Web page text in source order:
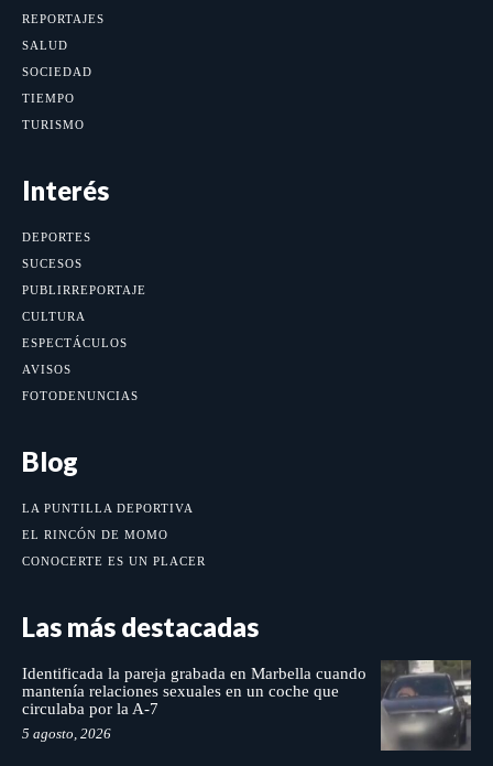
REPORTAJES
SALUD
SOCIEDAD
TIEMPO
TURISMO
Interés
DEPORTES
SUCESOS
PUBLIRREPORTAJE
CULTURA
ESPECTÁCULOS
AVISOS
FOTODENUNCIAS
Blog
LA PUNTILLA DEPORTIVA
EL RINCÓN DE MOMO
CONOCERTE ES UN PLACER
Las más destacadas
Identificada la pareja grabada en Marbella cuando
mantenía relaciones sexuales en un coche que
circulaba por la A-7
5 agosto, 2026